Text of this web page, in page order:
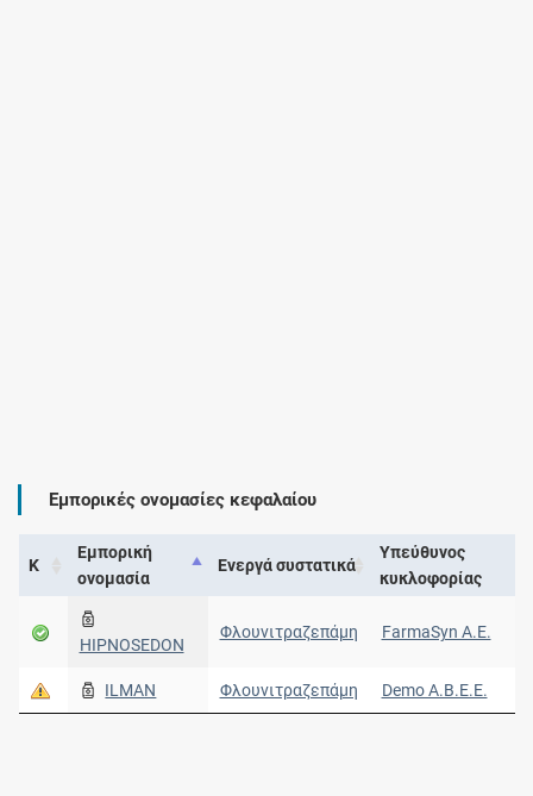
Εμπορικές ονομασίες κεφαλαίου
Κ
Εμπορική
ονομασία
Ενεργά συστατικά
Υπεύθυνος
κυκλοφορίας
HIPNOSEDON
Φλουνιτραζεπάμη FarmaSyn Α.Ε.
ILMAN Φλουνιτραζεπάμη Demo Α.Β.Ε.Ε.